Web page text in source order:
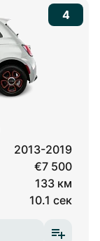
4
2013-2019
€7 500
133 км
10.1 сек